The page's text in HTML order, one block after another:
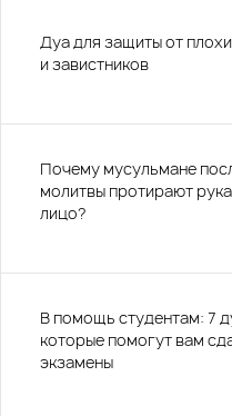
Дуа для защиты от
и завистников
Почему мусульмане
молитвы протирают
лицо?
В помощь студентам: 7
которые помогут вам
экзамены